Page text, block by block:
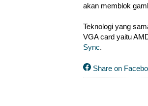
akan memblok
Teknologi yang
VGA card yaitu
Sync.
Share on